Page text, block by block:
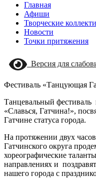
Главная
Афиши
Творческие
Новости
Точки притяжения
Версия для
Фестиваль «Танцующая
Танцевальный фестиваль
«Славься, Гатчина!»,
Гатчине статуса города.
На протяжении двух
Гатчинского округа
хореографические
направлениях и
нашего города с